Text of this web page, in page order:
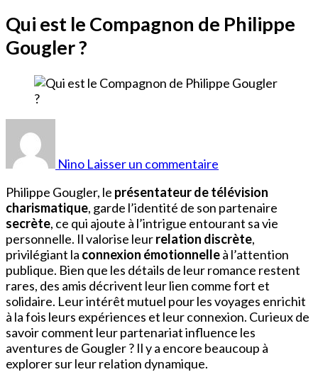
Qui est le Compagnon de Philippe
Gougler ?
Nino Laisser un commentaire
le
Compagnon
de
Philippe
Gougler
?
Philippe Gougler, le présentateur de télévision
charismatique, garde l’identité de son partenaire
secrète, ce qui ajoute à l’intrigue entourant sa vie
personnelle. Il valorise leurrelation discrète,
privilégiant la connexion émotionnelleà l’attention
publique. Bien que les détails de leur romance restent
rares, des amis décrivent leur lien comme fort et
solidaire. Leur intérêt mutuel pour les voyages enrichit
à la fois leurs expériences et leur connexion. Curieux de
savoir comment leur partenariat influence les
aventures de Gougler ? Il y a encore beaucoup à
explorer sur leur relation dynamique.